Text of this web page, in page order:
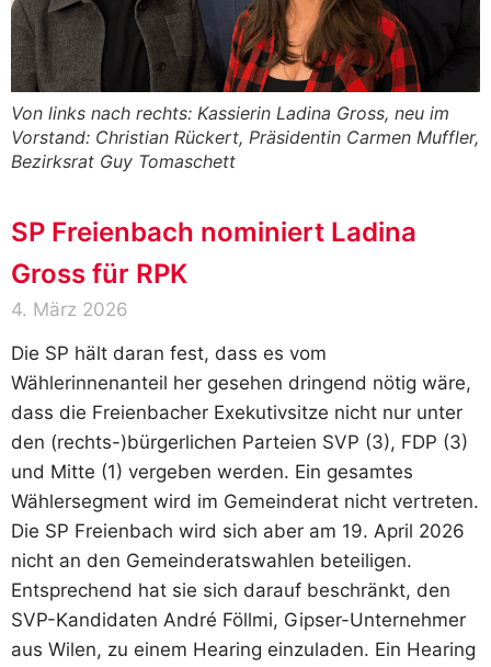
Von links nach rechts: Kassierin Ladina Gross, neu im
Vorstand: Christian Rückert, Präsidentin Carmen Muffler,
Bezirksrat Guy Tomaschett
SP Freienbach nominiert Ladina
Gross für RPK
4. März 2026
Die SP hält daran fest, dass es vom
Wählerinnenanteil her gesehen dringend nötig wäre,
dass die Freienbacher Exekutivsitze nicht nur unter
den (rechts-)bürgerlichen Parteien SVP (3), FDP (3)
und Mitte (1) vergeben werden. Ein gesamtes
Wählersegment wird im Gemeinderat nicht vertreten.
Die SP Freienbach wird sich aber am 19. April 2026
nicht an den Gemeinderatswahlen beteiligen.
Entsprechend hat sie sich darauf beschränkt, den
SVP-Kandidaten André Föllmi, Gipser-Unternehmer
aus Wilen, zu einem Hearing einzuladen. Ein Hearing